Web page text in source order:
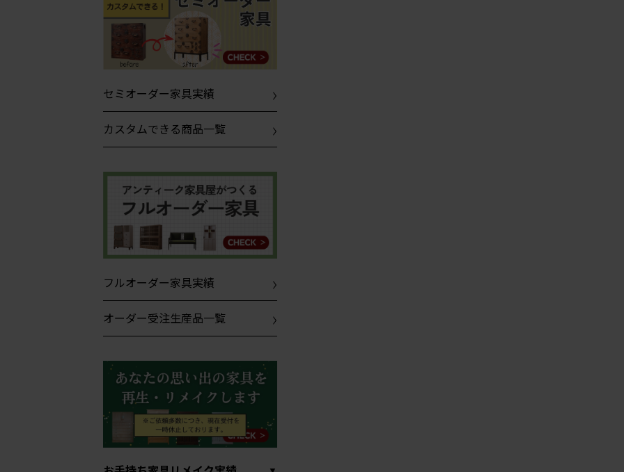
セミオーダー家具実績
カスタムできる商品一覧
フルオーダー家具実績
オーダー受注生産品一覧